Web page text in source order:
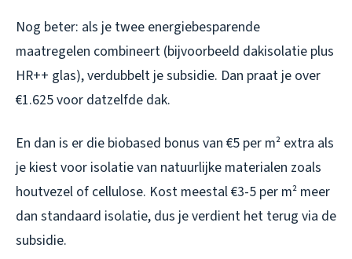
Nog beter: als je twee energiebesparende
maatregelen combineert (bijvoorbeeld dakisolatie plus
HR++ glas), verdubbelt je subsidie. Dan praat je over
€1.625 voor datzelfde dak.
En dan is er die biobased bonus van €5 per m² extra als
je kiest voor isolatie van natuurlijke materialen zoals
houtvezel of cellulose. Kost meestal €3-5 per m² meer
dan standaard isolatie, dus je verdient het terug via de
subsidie.